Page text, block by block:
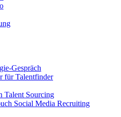
Gespräch
für Talentfinder
Talent Sourcing
Social Media Recruiting